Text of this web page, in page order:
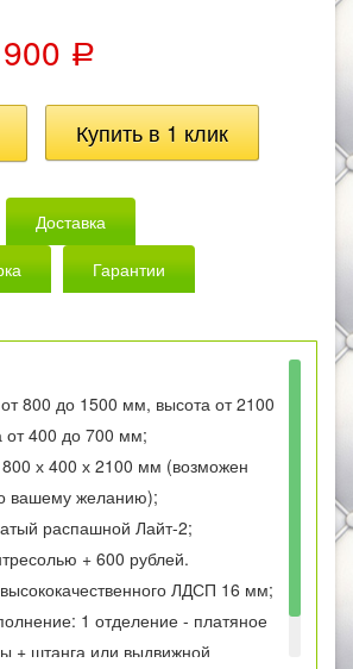
Р
Доставка
Гарантии
800 до 1500 мм, высота от 2100
от 400 до 700 мм;
х 400 х 2100 мм (возможен
вашему желанию);
распашной Лайт-2;
+ 600 рублей.
ЛДСП 16 мм;
1 отделение - платяное
+ штанга или выдвижной